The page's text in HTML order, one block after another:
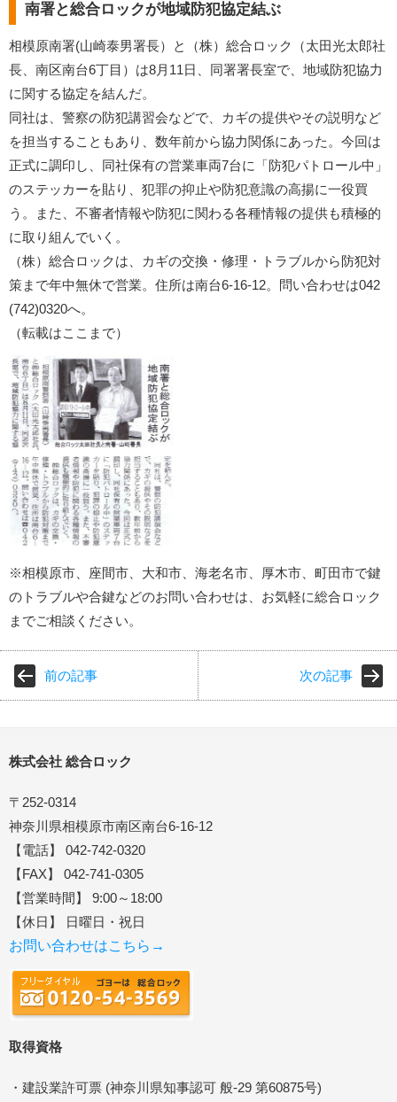
南署と総合ロックが地域防犯協定結ぶ
相模原南署(山崎泰男署長）と（株）総合ロック（太田光太郎社
長、南区南台6丁目）は8月11日、同署署長室で、地域防犯協力
に関する協定を結んだ。
同社は、警察の防犯講習会などで、カギの提供やその説明など
を担当することもあり、数年前から協力関係にあった。今回は
正式に調印し、同社保有の営業車両7台に「防犯パトロール中」
のステッカーを貼り、犯罪の抑止や防犯意識の高揚に一役買
う。また、不審者情報や防犯に関わる各種情報の提供も積極的
に取り組んでいく。
（株）総合ロックは、カギの交換・修理・トラブルから防犯対
策まで年中無休で営業。住所は南台6-16-12。問い合わせは042
(742)0320へ。
（転載はここまで）
※相模原市、座間市、大和市、海老名市、厚木市、町田市で鍵
のトラブルや合鍵などのお問い合わせは、お気軽に総合ロック
までご相談ください。
前の記事 次の記事
株式会社 総合ロック
〒252-0314
神奈川県相模原市南区南台6-16-12
【電話】 042-742-0320
【FAX】 042-741-0305
【営業時間】 9:00～18:00
【休日】 日曜日・祝日
お問い合わせはこちら→
取得資格
・建設業許可票 (神奈川県知事認可 般-29 第60875号)